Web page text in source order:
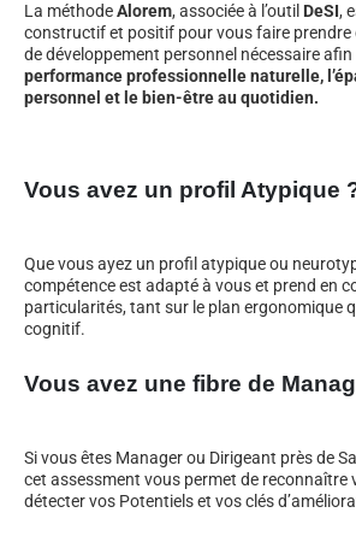
La méthodeAlorem, associée à l’outil DeSI,
constructif et positif pour vous faire prendre
de développement personnel nécessaire afin
performance professionnelle naturelle,
personnel et le bien-être au quotidien.
Vous avez un profil Atypique
Que vous ayez un profil atypique ou
compétence est adapté à vous et prend en
particularités, tant sur le plan ergonomique
cognitif.
Vous avez une fibre de
Si vous êtes Manager ou Dirigeant près de
cet assessment vous permet de reconnaître
détecter vos Potentiels et vos clés